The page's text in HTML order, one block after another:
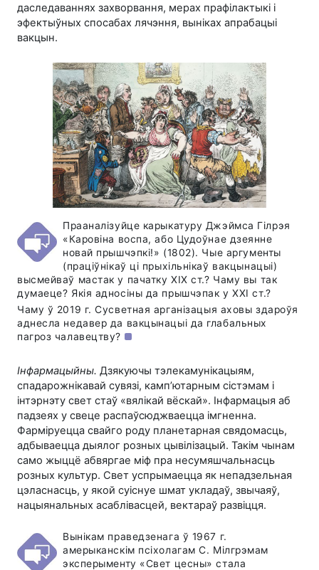
даследаваннях захворвання, мерах прафілактыкі і
эфектыўных спосабах лячэння, выніках апрабацыі
вакцын.
Прааналізуйце карыкатуру Джэймса Гілрэя
«Каровіна воспа, або Цудоўнае дзеянне
новай прышчэпкі!» (1802). Чые аргументы
(праціўнікаў ці прыхільнікаў вакцынацыі)
высмейваў мастак у пачатку XIX ст.? Чаму вы так
думаеце? Якія адносіны да прышчэпак у ХХІ ст.?
Чаму ў 2019 г. Сусветная арганізацыя аховы здароўя
аднесла недавер да вакцынацыі да глабальных
пагроз чалавецтву?
Інфармацыйны. Дзякуючы тэлекамунікацыям,
спадарожнікавай сувязі, камп’ютарным сістэмам і
інтэрнэту свет стаў «вялікай вёскай». Інфармацыя аб
падзеях у свеце распаўсюджваецца імгненна.
Фарміруецца свайго роду планетарная свядомасць,
адбываецца дыялог розных цывілізацый. Такім чынам
само жыццё абвяргае міф пра несумяшчальнасць
розных культур. Свет успрымаецца як непадзельная
цэласнасць, у якой суіснуе шмат укладаў, звычаяў,
нацыянальных асаблівасцей, вектараў развіцця.
Вынікам праведзенага ў 1967 г.
амерыканскім псіхолагам С. Мілгрэмам
эксперыменту «Свет цесны» стала